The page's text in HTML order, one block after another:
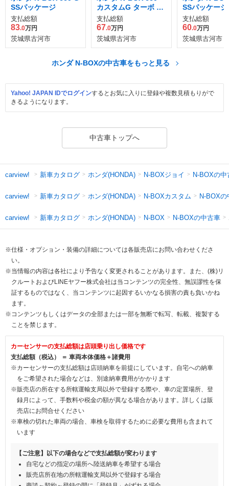
SSパッケージ
支払総額
83.0万円
茨城県古河市
カスタムG ターボ L
パッケージ
支払総額
67.0万円
茨城県古河市
SSパッケージ
支払総額
60.0万円
茨城県古河市
ホンダ N-BOXの中古車をもっと見る
Yahoo! JAPAN IDでログインするとお気に入りに登録や複数見積もりがで
きるようになります。
中古車トップへ
carview! 新車カタログ ホンダ(HONDA) N-BOXジョイ N-BOXの中
carview! 新車カタログ ホンダ(HONDA) N-BOXカスタム N-BOXの
carview! 新車カタログ ホンダ(HONDA) N-BOX N-BOXの中古車
※仕様・オプション・装備の詳細については各販売店にお問い合わせくださ
い。
※当情報の内容は各社により予告なく変更されることがあります。また、(株)リ
クルートおよびLINEヤフー株式会社は当コンテンツの完全性、無誤謬性を保
証するものではなく、当コンテンツに起因するいかなる損害の責も負いかね
ます。
※コンテンツもしくはデータの全部または一部を無断で転写、転載、複製する
ことを禁じます。
カーセンサーの支払総額は店頭乗り出し価格です
支払総額（税込） ＝ 車両本体価格＋諸費用
※カーセンサーの支払総額は店頭納車を前提にしています。自宅への納車
をご希望された場合などは、別途納車費用がかかります
※販売店の所在する所轄運輸支局以外で登録する際や、車の定置場所、登
録月によって、手数料や税金の額が異なる場合があります。詳しくは販
売店にお問合せください
※車検の切れた車両の場合、車検を取得するために必要な費用も含まれて
います
【ご注意】以下の場合などで支払総額が変わります
自宅などの指定の場所へ陸送納車を希望する場合
販売店所在地の所轄運輸支局以外で登録する場合